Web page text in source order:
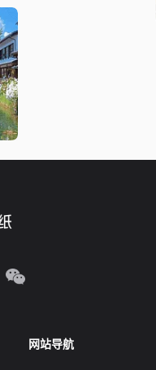
网站导航